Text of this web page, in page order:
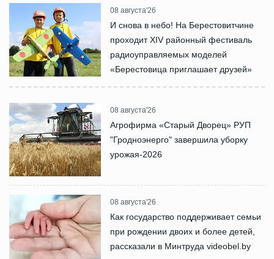
08 августа'26
И снова в небо! На Берестовитчине
проходит XIV районный фестиваль
радиоуправляемых моделей
«Берестовица приглашает друзей»
08 августа'26
Агрофирма «Старый Дворец» РУП
"Гродноэнерго" завершила уборку
урожая-2026
08 августа'26
Как государство поддерживает семьи
при рождении двоих и более детей,
рассказали в Минтруда videobel.by